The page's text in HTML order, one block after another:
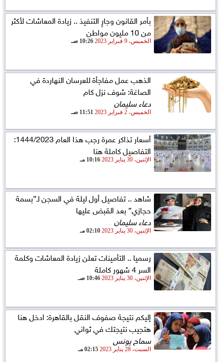
بأمر القانون وجارٍ التنفيذ .. زيادة المعاشات لأكثر
من 10 مليون مواطن
الخميس، 9 فبراير 2023 10:26 صـ
الذهب عمل مفاجأة للعرسان النهاردة في
الصاغة: شوف نزل كام
دعاء سليمان
الخميس، 2 فبراير 2023 11:51 صـ
أسعار تذاكر عمرة رجب هذا العام 1444/2023:
التفاصيل كاملة هنا
الإثنين، 30 يناير 2023 10:16 مـ
شاهد .. تفاصيل أول ليلة في السجن لـ”بسمة
حجازي” بعد القبض عليها
دعاء سليمان
الإثنين، 30 يناير 2023 02:10 مـ
رسميا .. التأمينات تعلن زيادة المعاشات وكلمة
السر 4 شهور كاملة
الإثنين، 30 يناير 2023 10:46 صـ
إليكم نتيجة صفوف النقل بالقاهرة: ادخل هنا
هتجيب نتيجتك في ثواني
سماح يونس
السبت، 28 يناير 2023 02:15 مـ